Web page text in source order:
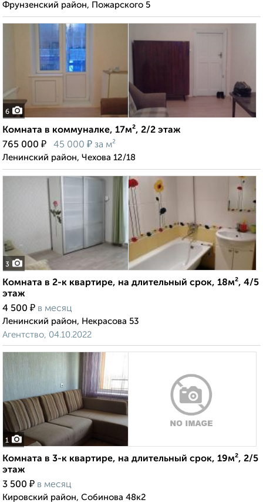
Фрунзенский район, Пожарского 5
6
Комната в коммуналке, 17м², 2/2 этаж
765 000 ₽ 45 000 ₽ за м²
Ленинский район, Чехова 12/18
3
Комната в 2-к квартире, на длительный срок, 18м², 4/5
этаж
4 500 ₽ в месяц
Ленинский район, Некрасова 53
Агентство, 04.10.2022
1
Комната в 3-к квартире, на длительный срок, 19м², 2/5
этаж
3 500 ₽ в месяц
Кировский район, Собинова 48к2